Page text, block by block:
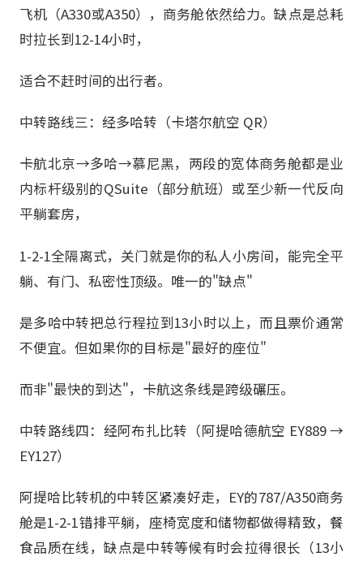
飞机（A330或A350），商务舱依然给力。缺点是总耗
时拉长到12-14小时，
适合不赶时间的出行者。
中转路线三：经多哈转（卡塔尔航空 QR）
卡航北京→多哈→慕尼黑，两段的宽体商务舱都是业
内标杆级别的QSuite（部分航班）或至少新一代反向
平躺套房，
1-2-1全隔离式，关门就是你的私人小房间，能完全平
躺、有门、私密性顶级。唯一的"缺点"
是多哈中转把总行程拉到13小时以上，而且票价通常
不便宜。但如果你的目标是"最好的座位"
而非"最快的到达"，卡航这条线是跨级碾压。
中转路线四：经阿布扎比转（阿提哈德航空 EY889 →
EY127）
阿提哈比转机的中转区紧凑好走，EY的787/A350商务
舱是1-2-1错排平躺，座椅宽度和储物都做得精致，餐
食品质在线，缺点是中转等候有时会拉得很长（13小